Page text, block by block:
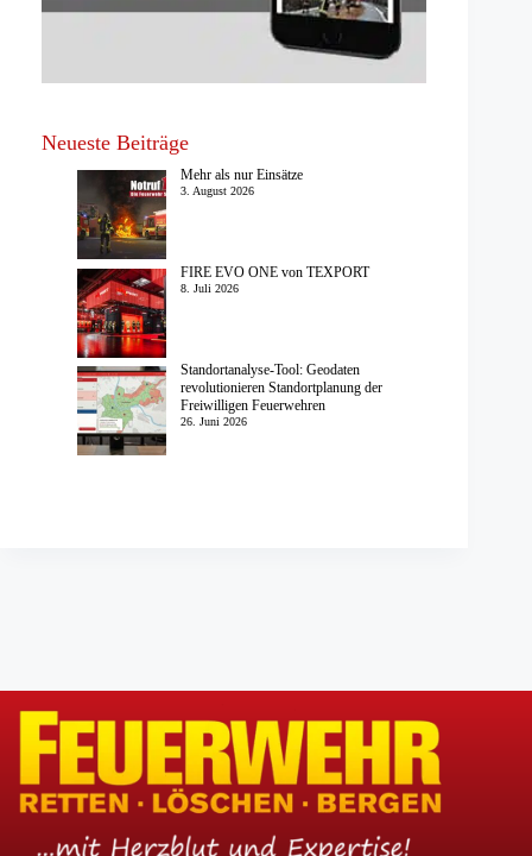
Neueste Beiträge
Mehr als nur Einsätze
3. August 2026
FIRE EVO ONE von TEXPORT
8. Juli 2026
Standortanalyse-Tool: Geodaten
revolutionieren Standortplanung der
Freiwilligen Feuerwehren
26. Juni 2026